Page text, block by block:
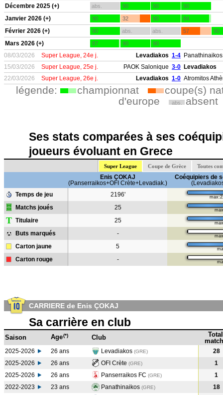
Décembre 2025 (+) abs. 90 90 90
Janvier 2026 (+) 90 32 90 84
Février 2026 (+) 90 abs. abs. 57 90
Mars 2026 (+) 87 90 90
08/03/2026 Super League, 24e j. Levadiakos 1-4 Panathinaikos
15/03/2026
Super League, 25e j. PAOK Salonique 3-0 Levadiakos
22/03/2026
Super League, 26e j. Levadiakos 1-0 Atromitos
légende: championnat
coupe(s)
d'europe
abs. absent
Ses stats comparées à ses
joueurs évoluant en Grece
Super League Coupe de Grèce Toutes
Enis ÇOKAJ
(Panserraikos+OFI Crète+Levadiak.)
Coéquipiers de
Temps de jeu
2196'
Matchs joués 25
T Titulaire 25
Buts marqués -
Carton jaune 5
Carton rouge -
CARRIERE de Enis ÇOKAJ
Sa carrière en club
Saison Age(*) Club
Total
2025-2026 26 ans Levadiakos (GRE)
28
2025-2026
26 ans OFI Crète (GRE)
1
2025-2026
26 ans Panserraikos FC (GRE)
1
2022-2023
23 ans Panathinaikos (GRE)
18